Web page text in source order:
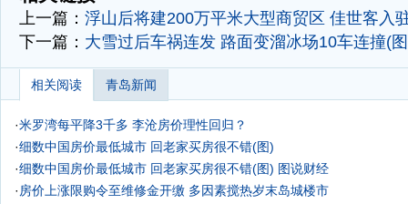
上一篇： 浮山后将建200万平米大型商贸区 佳世客入
下一篇： 大雪过后车祸连发 路面变溜冰场10车连撞(
相关阅读 青岛新闻
·米罗湾每平降3千多 李沧房价理性回归？
·细数中国房价最低城市 回老家买房很不错(图)
·细数中国房价最低城市 回老家买房很不错(图) 图说财经
· 房价上涨限购令至维修金开缴 多因素搅热岁末岛城楼市